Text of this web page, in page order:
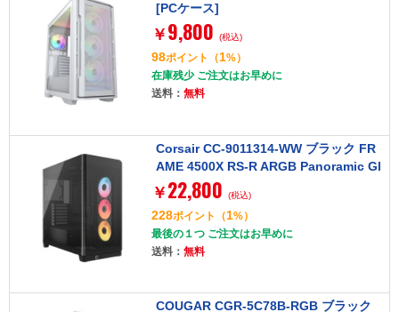
[PCケース]
￥ 9,800 (税込)
98ポイント （1%）
在庫残少 ご注文はお早めに
送料： 無料
Corsair CC-9011314-WW ブラック FR
AME 4500X RS-R ARGB Panoramic Gl
ass Mid-Tower [ミドルタワー型PCケー
ス]
￥ 22,800 (税込)
228ポイント （1%）
最後の１つ ご注文はお早めに
送料： 無料
COUGAR CGR-5C78B-RGB ブラック